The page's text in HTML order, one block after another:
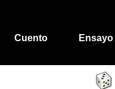
Cuento Ensayo